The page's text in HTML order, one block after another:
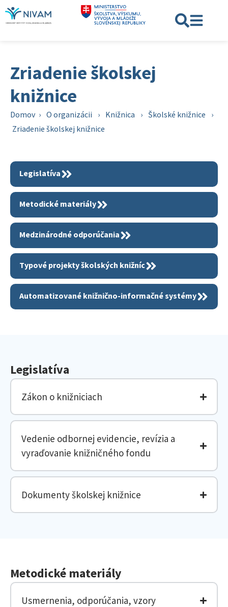
Zriadenie školskej
knižnice
Domov › O organizácii › Knižnica › Školské knižnice
›
Zriadenie školskej knižnice
Legislatíva
Metodické materiály
Medzinárodné odporúčania
Typové projekty školských knižníc
Automatizované knižnično-informačné systémy
Legislatíva
Zákon o knižniciach
Vedenie odbornej evidencie, revízia a
vyraďovanie knižničného fondu
Dokumenty školskej knižnice
Metodické materiály
Usmernenia, odporúčania, vzory